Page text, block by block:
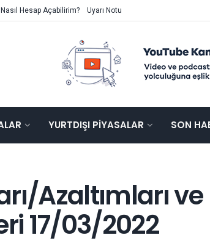
Nasıl Hesap Açabilirim? Uyarı Notu
YURTDIŞI PIYASALAR SON
Azaltımları ve
17/03/2022